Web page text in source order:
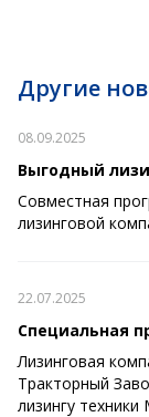
Другие
08.09.2025
Выгодный
Совместная
лизинговой
22.07.2025
Специальная
Лизинговая
Тракторный
лизингу техники